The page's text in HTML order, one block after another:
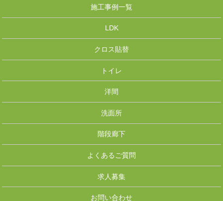
施工事例一覧
LDK
クロス貼替
トイレ
洋間
洗面所
階段廊下
よくあるご質問
求人募集
お問い合わせ